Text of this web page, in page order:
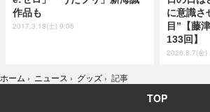
作品も
2017.3.18(土) 9:06
に意識さ
目”【藤
133回】
2026.8.7(金)
ホーム › ニュース › グッズ › 記事
TOP